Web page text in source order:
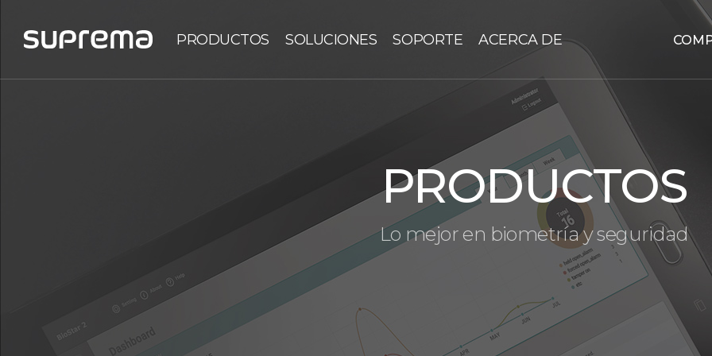
PRODUCTOS SOLUCIONES SOPORTE ACERCA DE
PRODUCTOS
Lo mejor en biometría y seguridad